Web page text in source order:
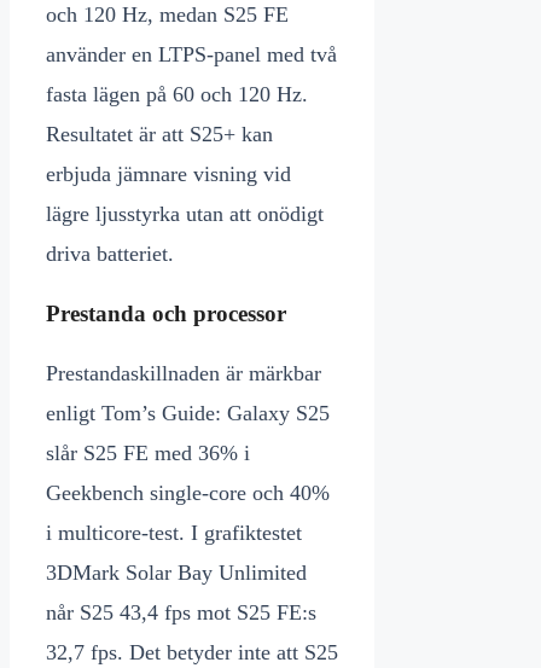
och 120 Hz, medan S25 FE
använder en LTPS-panel med två
fasta lägen på 60 och 120 Hz.
Resultatet är att S25+ kan
erbjuda jämnare visning vid
lägre ljusstyrka utan att onödigt
driva batteriet.
Prestanda och processor
Prestandaskillnaden är märkbar
enligt Tom’s Guide: Galaxy S25
slår S25 FE med 36% i
Geekbench single-core och 40%
i multicore-test. I grafiktestet
3DMark Solar Bay Unlimited
når S25 43,4 fps mot S25 FE:s
32,7 fps. Det betyder inte att S25